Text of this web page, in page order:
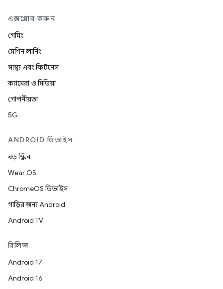
এক্সপ্লোর করুন
গেমিং
মেশিন লার্নিং
স্বাস্থ্য এবং ফিটনেস
ক্যামেরা ও মিডিয়া
গোপনীয়তা
5G
ANDROID ডিভাইস
বড় স্ক্রিন
Wear OS
ChromeOS ডিভাইস
গাড়ির জন্য Android
Android TV
রিলিজ
Android 17
Android 16